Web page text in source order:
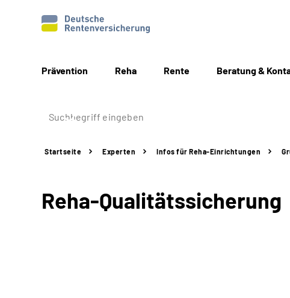
Prävention Reha Rente Beratung &
Startseite Experten Infos für Reha-Einrichtungen
Reha-Qualitätssicherung